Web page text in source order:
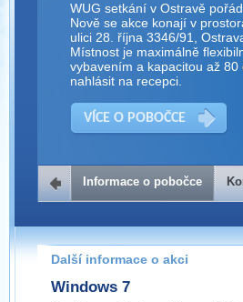
WUG setkání v Ostravě
Nově se akce konají v
ulici 28. října 3346/91,
Místnost je maximálně
vybavením a kapacitou až
nahlásit na recepci.
VÍCE O POBOČCE
Kontakt na
Pokud máte jakýkoliv dotaz
prosím neváhejte nás
ostrava@wug.cz
Informace o pobočce
Další informace o akci
Windows 7